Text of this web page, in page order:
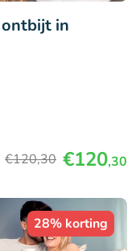
in
€120,30 €120,30
28% korting